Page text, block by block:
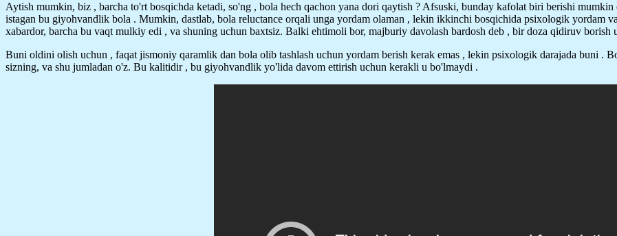
Aytish mumkin, biz , barcha to'rt bosqichda ketadi, so'ng , bola hech qachon yana dori qaytish ? Afsuski, bunday kafolat biri berishi
istagan bu giyohvandlik bola . Mumkin, dastlab, bola reluctance orqali unga yordam olaman , lekin ikkinchi bosqichida psixologik yordam
xabardor, barcha bu vaqt mulkiy edi , va shuning uchun baxtsiz. Balki ehtimoli bor, majburiy davolash bardosh deb , bir doza qidiruv
Buni oldini olish uchun , faqat jismoniy qaramlik dan bola olib tashlash uchun yordam berish kerak emas , lekin psixologik darajada buni .
sizning, va shu jumladan o'z. Bu kalitidir , bu giyohvandlik yo'lida davom ettirish uchun kerakli u bo'lmaydi .